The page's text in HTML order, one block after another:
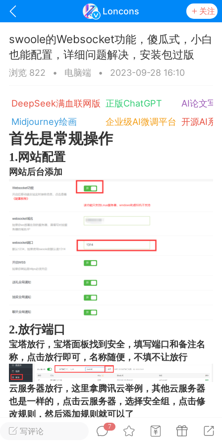
Loncons 关注
29 10:10 智狐AI工作台
中英翻译
事想用上客户端...
州 #智狐AI工作台
1 22
聚合API
龙坤智创合作品牌
26 00:53
公开内容
者怎么接入Claude Opus 5 ？智创聚合
调用
Opus 5 已在 Claude、Claude
API，以及 Amazon Web
、Google Cloud 和 Microsoft Foundry
Max 的新默认模型，并成为
可选择的最强模型。
注接入效率、调用成本和企业报销流程
写评论
7
swoole的Websocket功能，傻瓜式，小白
也能配置，详细问题解决，安装包过版
浏览 822 • 电脑端 • 2023-09-28 16:10
DeepSeek满血联网版
Midjourney绘画
正版ChatGPT
企业级AI微调平台
AI论文写
开源AI系
首先是常规操作
1.网站配置
网站后台添加
2.放行端口
宝塔放行，宝塔面板找到安全，填写端口和备注名
称，点击放行即可，名称随便，不填不让放行
云服务器放行，这里拿腾讯云举例，其他云服务器
也是一样的，点击云服务器，选择安全组，点击修
改规则，然后添加规则就可以了